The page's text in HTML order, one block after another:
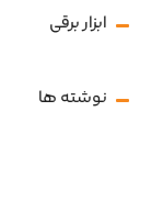
ابزار برقی
نوشته ها